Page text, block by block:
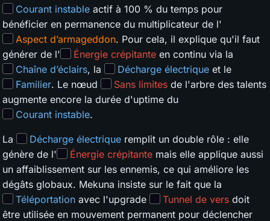
Courant instable actif à 100 % du temps pour
bénéficier en permanence du multiplicateur de l'
Aspect d’armageddon. Pour cela, il explique qu'il faut
générer de l'
Énergie crépitante en continu via la
Chaîne d’éclairs, la Décharge électrique et le
Familier. Le nœud Sans limites de l'arbre des talents
augmente encore la durée d'uptime du
Courant instable.
La Décharge électrique remplit un double rôle : elle
génère de l'
Énergie crépitante mais elle applique aussi
un affaiblissement sur les ennemis, ce qui améliore les
dégâts globaux. Mekuna insiste sur le fait que la
Téléportation avec l'upgrade Tunnel de vers doit
être utilisée en mouvement permanent pour déclencher